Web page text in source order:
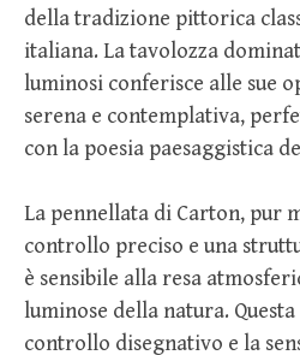
della tradizione pittorica
italiana. La tavolozza
luminosi conferisce alle sue
serena e contemplativa,
con la poesia paesaggistica
La pennellata di Carton, pur
controllo preciso e una
è sensibile alla resa
luminose della natura.
controllo disegnativo e la